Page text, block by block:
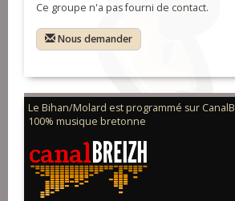
Ce groupe n'a pas fourni de contact.
Nous demander
Le Bihan/Molard est programmé sur
100% musique bretonne